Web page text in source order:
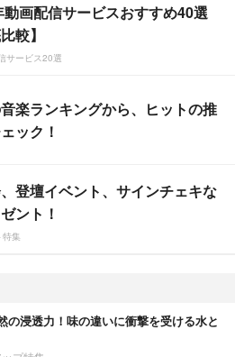
画配信サービスおすすめ40選
較】
サービス20選
楽ランキングから、ヒットの推
ック！
登壇イベント、サインチェキな
ント！
特集
の浸透力！味の違いに衝撃を受ける水と